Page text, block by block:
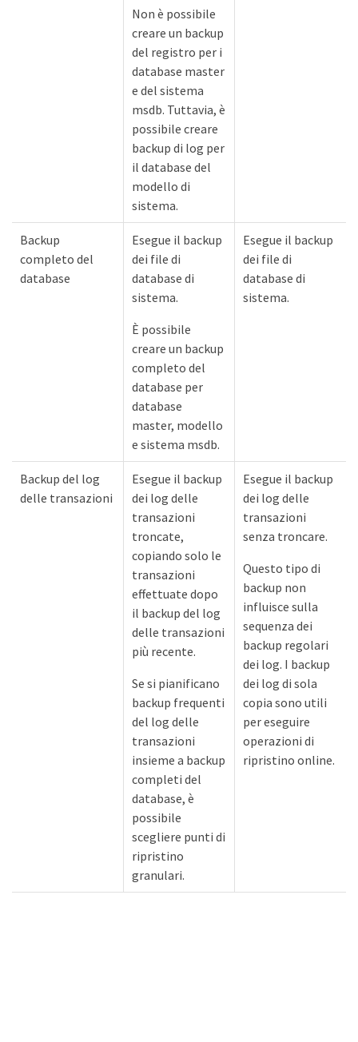
Non è possibile
creare un backup
del registro per i
database master
e del sistema
msdb. Tuttavia, è
possibile creare
backup di log per
il database del
modello di
sistema.
Backup
completo del
database
Esegue il backup
dei file di
database di
sistema.
È possibile
creare un backup
completo del
database per
database
master, modello
e sistema msdb.
Esegue il backup
dei file di
database di
sistema.
Backup del log
delle transazioni
Esegue il backup
dei log delle
transazioni
troncate,
copiando solo le
transazioni
effettuate dopo
il backup del log
delle transazioni
più recente.
Se si pianificano
backup frequenti
del log delle
transazioni
insieme a backup
completi del
database, è
possibile
scegliere punti di
ripristino
granulari.
Esegue il backup
dei log delle
transazioni
senza troncare.
Questo tipo di
backup non
influisce sulla
sequenza dei
backup regolari
dei log. I backup
dei log di sola
copia sono utili
per eseguire
operazioni di
ripristino online.